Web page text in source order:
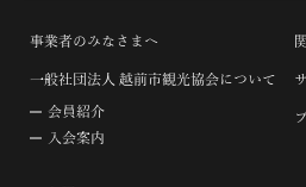
事業者のみなさまへ
一般社団法人 越前市観光協会について
会員紹介
入会案内